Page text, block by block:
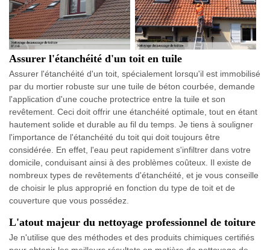
Assurer l'étanchéité d'un toit en tuile
Assurer l'étanchéité d'un toit, spécialement lorsqu'il est immobilisé
par du mortier robuste sur une tuile de béton courbée, demande
l'application d'une couche protectrice entre la tuile et son
revêtement. Ceci doit offrir une étanchéité optimale, tout en étant
hautement solide et durable au fil du temps. Je tiens à souligner
l'importance de l'étanchéité du toit qui doit toujours être
considérée. En effet, l'eau peut rapidement s'infiltrer dans votre
domicile, conduisant ainsi à des problèmes coûteux. Il existe de
nombreux types de revêtements d'étanchéité, et je vous conseille
de choisir le plus approprié en fonction du type de toit et de
couverture que vous possédez.
L'atout majeur du nettoyage professionnel de toiture
Je n'utilise que des méthodes et des produits chimiques certifiés